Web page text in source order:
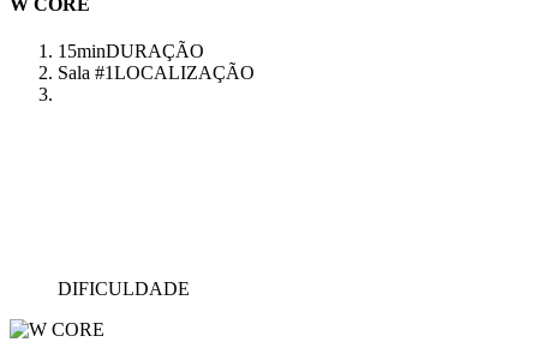
15minDURAÇÃO
Sala #1LOCALIZAÇÃO
DIFICULDADE